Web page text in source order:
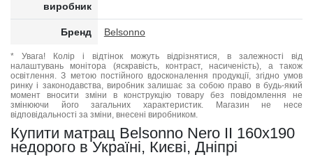
виробник
Бренд Belsonno
* Увага! Колір і відтінок можуть відрізнятися, в залежності від
налаштувань монітора (яскравість, контраст, насиченість), а також
освітлення. З метою постійного вдосконалення продукції, згідно умов
ринку і законодавства, виробник залишає за собою право в будь-який
момент вносити зміни в конструкцію товару без повідомлення не
змінюючи його загальних характеристик. Магазин не несе
відповідальності за зміни, внесені виробником.
Купити матрац Belsonno Nero II 160x190
недорого в Україні, Києві, Дніпрі